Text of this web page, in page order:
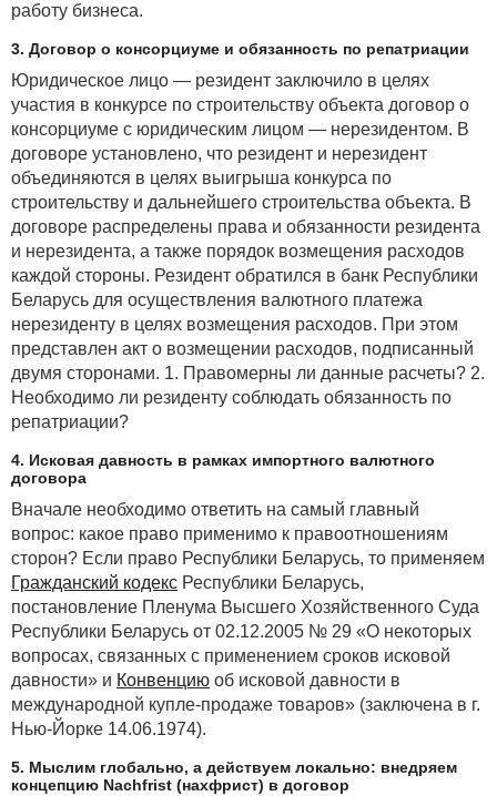
работу бизнеса.
3. Договор о консорциуме и обязанность по репатриации
Юридическое лицо — резидент заключило в целях
участия в конкурсе по строительству объекта договор о
консорциуме с юридическим лицом — нерезидентом. В
договоре установлено, что резидент и нерезидент
объединяются в целях выигрыша конкурса по
строительству и дальнейшего строительства объекта. В
договоре распределены права и обязанности резидента
и нерезидента, а также порядок возмещения расходов
каждой стороны. Резидент обратился в банк Республики
Беларусь для осуществления валютного платежа
нерезиденту в целях возмещения расходов. При этом
представлен акт о возмещении расходов, подписанный
двумя сторонами. 1. Правомерны ли данные расчеты? 2.
Необходимо ли резиденту соблюдать обязанность по
репатриации?
4. Исковая давность в рамках импортного валютного
договора
Вначале необходимо ответить на самый главный
вопрос: какое право применимо к правоотношениям
сторон? Если право Республики Беларусь, то применяем
Гражданский кодекс Республики Беларусь,
постановление Пленума Высшего Хозяйственного Суда
Республики Беларусь от 02.12.2005 № 29 «О некоторых
вопросах, связанных с применением сроков исковой
давности» и Конвенцию об исковой давности в
международной купле-продаже товаров» (заключена в г.
Нью-Йорке 14.06.1974).
5. Мыслим глобально, а действуем локально: внедряем
концепцию Nachfrist (нахфрист) в договор